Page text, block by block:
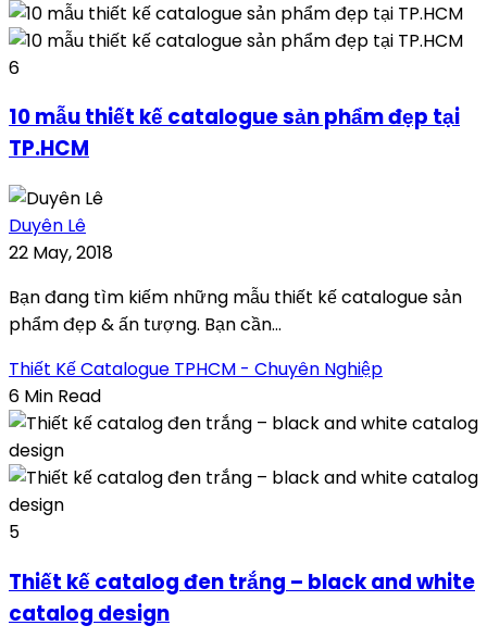
6
10 mẫu thiết kế catalogue sản phẩm đẹp tại
TP.HCM
Duyên Lê
22 May, 2018
Bạn đang tìm kiếm những mẫu thiết kế catalogue sản
phẩm đẹp & ấn tượng. Bạn cần...
Thiết Kế Catalogue TPHCM - Chuyên Nghiệp
6 Min Read
5
Thiết kế catalog đen trắng – black and white
catalog design